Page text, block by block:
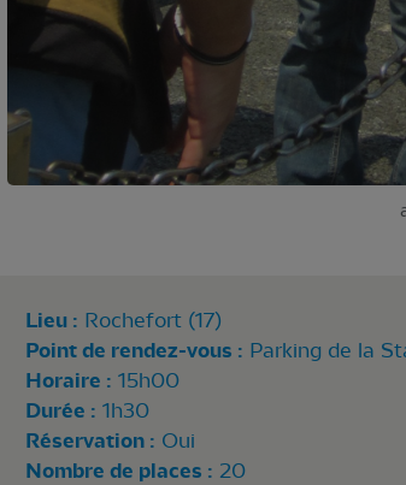
Lieu : Rochefort (17)
Point de rendez-vous : Parking de la
Horaire : 15h00
Durée : 1h30
Réservation : Oui
Nombre de places : 20